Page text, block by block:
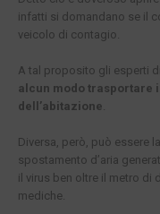
infatti si domandano se il
veicolo di contagio.
A tal proposito gli esperti
alcun modo trasportare
dell’abitazione
Diversa, però, può essere
spostamento d’aria
il virus ben oltre il metro di
mediche.